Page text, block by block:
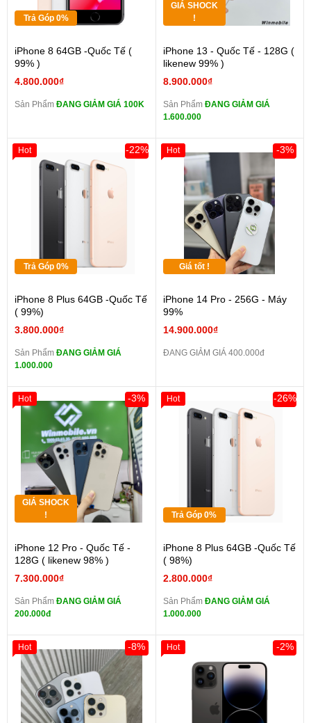
Trả Góp 0%
iPhone 8 64GB -Quốc Tế (
99% )
4.800.000₫
Sản Phẩm ĐANG GIẢM GIÁ 100K
GIÁ SHOCK
!
iPhone 13 - Quốc Tế - 128G (
likenew 99% )
8.900.000₫
Sản Phẩm ĐANG GIẢM GIÁ
1.600.000
Trả Góp 0%
iPhone 8 Plus 64GB -Quốc Tế
( 99%)
3.800.000₫
-22%
Sản Phẩm ĐANG GIẢM GIÁ
1.000.000
Hot
Giá tốt !
iPhone 14 Pro - 256G - Máy
99%
14.900.000₫
-3%
ĐANG GIẢM GIÁ 400.000đ
Hot
GIÁ SHOCK
!
iPhone 12 Pro - Quốc Tế -
128G ( likenew 98% )
7.300.000₫
-3%
Sản Phẩm ĐANG GIẢM GIÁ
200.000đ
Hot
Trả Góp 0%
iPhone 8 Plus 64GB -Quốc Tế
( 98%)
2.800.000₫
-26%
Sản Phẩm ĐANG GIẢM GIÁ
1.000.000
Hot
-8%
Hot -2%
Hot